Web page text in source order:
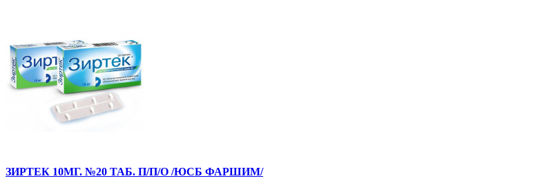
ЗИРТЕК 10МГ. №20 ТАБ. П/П/О /ЮСБ ФАРШИМ/